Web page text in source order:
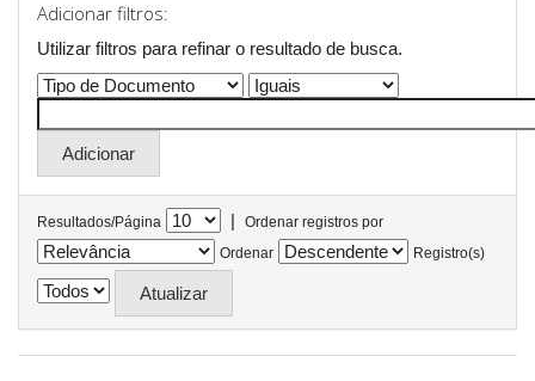
Adicionar filtros:
Utilizar filtros para refinar o resultado de busca.
Resultados/Página |
Ordenar registros por
Ordenar
Registro(s)